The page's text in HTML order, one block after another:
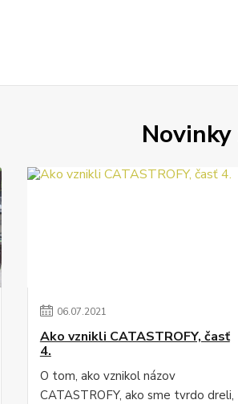
06.07.2021
Ako vznikli CATASTROFY, časť
4.
O tom, ako vznikol názov
CATASTROFY, ako sme tvrdo dreli,